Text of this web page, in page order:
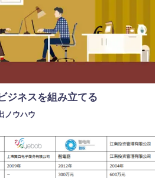
ジネスを組み立てる
ノウハウ